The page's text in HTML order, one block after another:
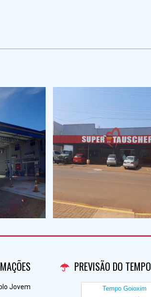
Jovem
PREVISÃO DO TEMPO